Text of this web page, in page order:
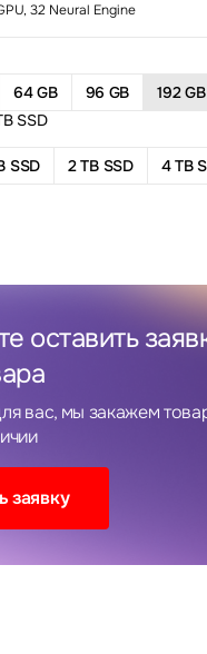
32 Neural Engine
64 GB 96 GB
192 GB
SSD
SSD 2 TB SSD 4 TB
оставить
вас, мы закажем
заявку